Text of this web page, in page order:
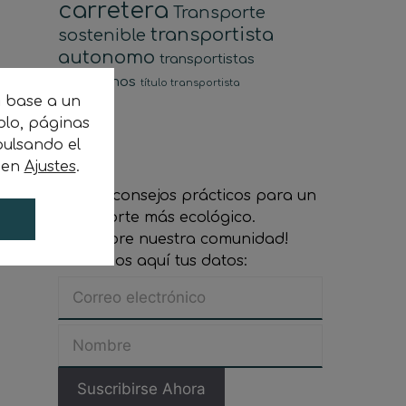
carretera Transporte
sostenible transportista
autonomo transportistas
autónomos título transportista
Recibe consejos prácticos para un
transporte más ecológico.
¡Descubre nuestra comunidad!
Indícanos aquí tus datos:
base a un
páginas
el
Ajustes.